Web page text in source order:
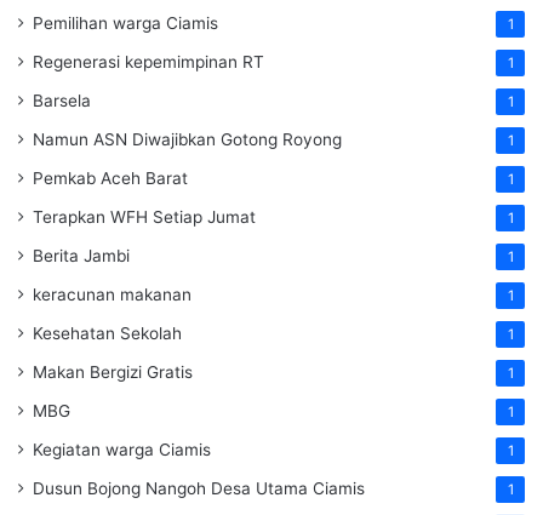
Pemilihan warga Ciamis 1
Regenerasi kepemimpinan RT 1
Barsela 1
Namun ASN Diwajibkan Gotong Royong 1
Pemkab Aceh Barat 1
Terapkan WFH Setiap Jumat 1
Berita Jambi 1
keracunan makanan 1
Kesehatan Sekolah 1
Makan Bergizi Gratis 1
MBG 1
Kegiatan warga Ciamis 1
Dusun Bojong Nangoh Desa Utama Ciamis 1